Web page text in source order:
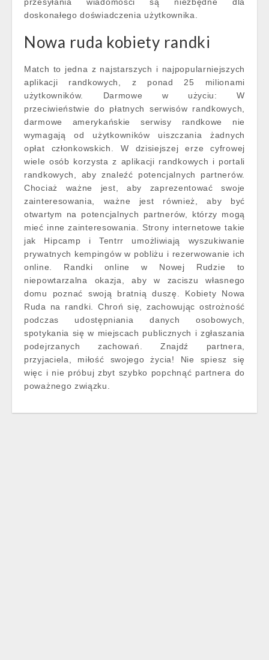
doskonałego doświadczenia użytkownika.
Nowa ruda kobiety randki
Match to jedna z najstarszych i najpopularniejszych
aplikacji randkowych, z ponad 25 milionami
użytkowników. Darmowe w użyciu: W
przeciwieństwie do płatnych serwisów randkowych,
darmowe amerykańskie serwisy randkowe nie
wymagają od użytkowników uiszczania żadnych
opłat członkowskich. W dzisiejszej erze cyfrowej
wiele osób korzysta z aplikacji randkowych i portali
randkowych, aby znaleźć potencjalnych partnerów.
Chociaż ważne jest, aby zaprezentować swoje
zainteresowania, ważne jest również, aby być
otwartym na potencjalnych partnerów, którzy mogą
mieć inne zainteresowania. Strony internetowe takie
jak Hipcamp i Tentrr umożliwiają wyszukiwanie
prywatnych kempingów w pobliżu i rezerwowanie ich
online. Randki online w Nowej Rudzie to
niepowtarzalna okazja, aby w zaciszu własnego
domu poznać swoją bratnią duszę. Kobiety Nowa
Ruda na randki. Chroń się, zachowując ostrożność
podczas udostępniania danych osobowych,
spotykania się w miejscach publicznych i zgłaszania
podejrzanych zachowań. Znajdź partnera,
przyjaciela, miłość swojego życia! Nie spiesz się
więc i nie próbuj zbyt szybko popchnąć partnera do
poważnego związku.